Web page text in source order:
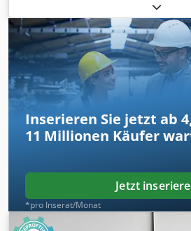
gewartet. Dkedewv Rfpjpfx Af Ter
Inserieren Sie jetzt ab
11 Millionen Käufer
Jetzt
*pro Inserat/Monat